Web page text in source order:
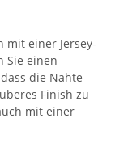
mit einer Jersey-
Sie einen
die Nähte
Finish zu
mit einer